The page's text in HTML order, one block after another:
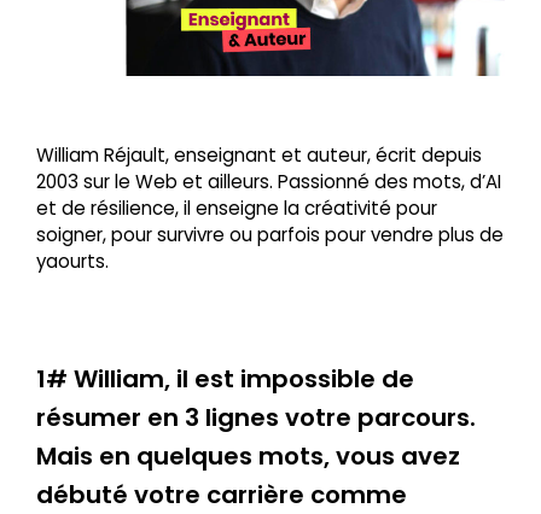
William Réjault, enseignant et auteur, écrit depuis
2003 sur le Web et ailleurs. Passionné des mots, d’AI
et de résilience, il enseigne la créativité pour
soigner, pour survivre ou parfois pour vendre plus de
yaourts.
1# William, il est impossible de
résumer en 3 lignes votre parcours.
Mais en quelques mots, vous avez
débuté votre carrière comme